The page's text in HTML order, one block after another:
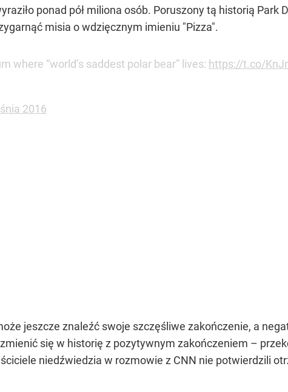
ponad pół miliona osób. Poruszony tą historią Park
misia o wdzięcznym imieniu "Pizza".
where “world’s saddest polar bear” lives: https://t.co/
2016
jeszcze znaleźć swoje szczęśliwe zakończenie, a
się w historię z pozytywnym zakończeniem –
niedźwiedzia w rozmowie z CNN nie potwierdzili